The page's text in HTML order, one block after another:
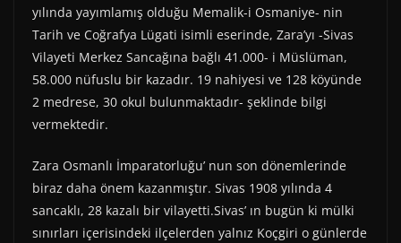
yılında yayımlamış olduğu Memalik-i Osmaniye- nin
Tarih ve Coğrafya Lügati isimli eserinde, Zara’yı -Sivas
Vilayeti Merkez Sancağına bağlı 41.000- i Müslüman,
58.000 nüfuslu bir kazadır. 19 nahiyesi ve 128 köyünde
2 medrese, 30 okul bulunmaktadır- şeklinde bilgi
vermektedir.
Zara Osmanlı İmparatorluğu’ nun son dönemlerinde
biraz daha önem kazanmıştır. Sivas 1908 yılında 4
sancaklı, 28 kazalı bir vilayetti.Sivas’ ın bugün ki mülki
sınırları içerisindeki ilçelerden yalnız Koçgiri o günlerde